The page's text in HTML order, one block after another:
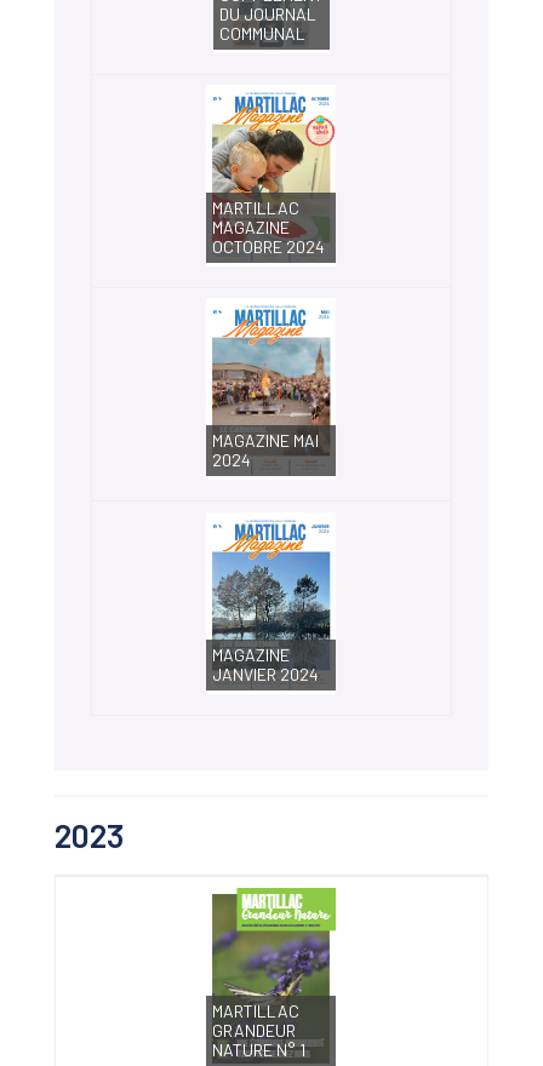
DU JOURNAL
COMMUNAL
MARTILLAC
MAGAZINE
OCTOBRE 2024
MAGAZINE MAI
2024
MAGAZINE
JANVIER 2024
2023
MARTILLAC
GRANDEUR
NATURE N° 1